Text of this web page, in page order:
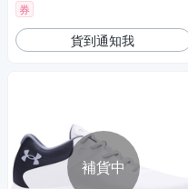
券
貨到通知我
補貨中